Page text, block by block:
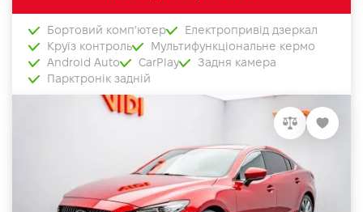
Бортовий комп'ютер
Електропривід дзеркал
Круїз контроль
Мультифункціональне кермо
Android Auto
CarPlay
Задня камера
Парктронік задній